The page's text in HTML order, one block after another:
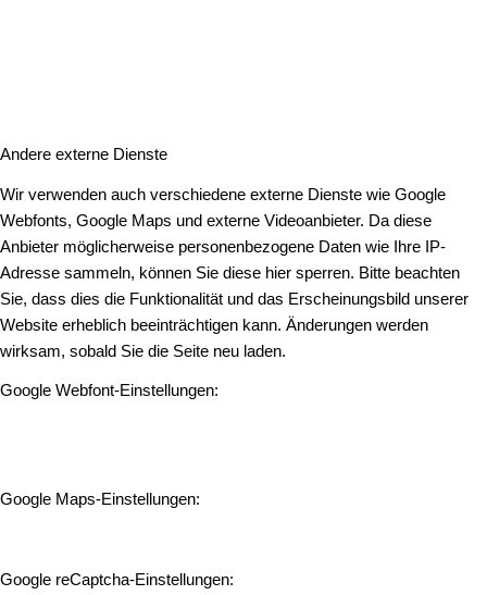
Andere externe Dienste
Wir verwenden auch verschiedene externe Dienste wie Google
Webfonts, Google Maps und externe Videoanbieter. Da diese
Anbieter möglicherweise personenbezogene Daten wie Ihre IP-
Adresse sammeln, können Sie diese hier sperren. Bitte beachten
Sie, dass dies die Funktionalität und das Erscheinungsbild unserer
Website erheblich beeinträchtigen kann. Änderungen werden
wirksam, sobald Sie die Seite neu laden.
Google Webfont-Einstellungen:
Google Maps-Einstellungen:
Google reCaptcha-Einstellungen: